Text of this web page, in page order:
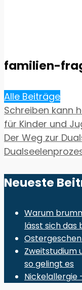
familien-
Alle Beiträge
Schreiben kann
für Kinder und
Der Weg zur
Neueste
Warum
lässt sich das
Zweitstudium
so gelingt es
Nickelallergie